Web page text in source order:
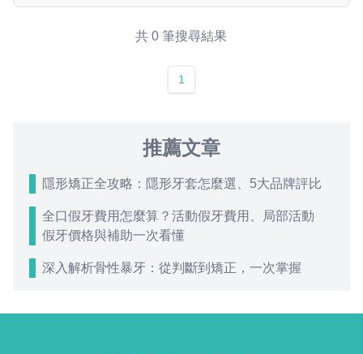
共 0 筆搜尋結果
1
推薦文章
隱形矯正全攻略：隱形牙套怎麼選、5大品牌評比
全口假牙費用怎麼算？活動假牙費用、局部活動
假牙價格與補助一次看懂
深入解析骨性暴牙：從判斷到矯正，一次掌握